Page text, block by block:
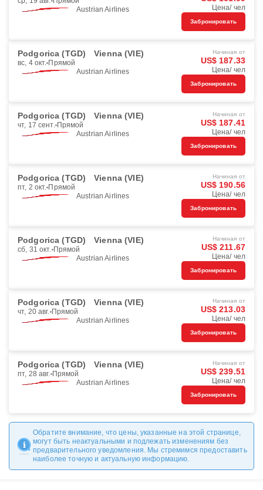
Austrian Airlines
Цена/ чел
Забронировать
Podgorica (TGD) Vienna (VIE)
вс, 4 окт. Прямой
Austrian Airlines
Начиная от
US$ 187.33
Цена/ чел
Забронировать
Podgorica (TGD) Vienna (VIE)
чт, 17 сент. Прямой
Austrian Airlines
Начиная от
US$ 187.41
Цена/ чел
Забронировать
Podgorica (TGD) Vienna (VIE)
пт, 2 окт. Прямой
Austrian Airlines
Начиная от
US$ 190.56
Цена/ чел
Забронировать
Podgorica (TGD) Vienna (VIE)
сб, 31 окт. Прямой
Austrian Airlines
Начиная от
US$ 211.67
Цена/ чел
Забронировать
Podgorica (TGD) Vienna (VIE)
чт, 20 авг. Прямой
Austrian Airlines
Начиная от
US$ 213.03
Цена/ чел
Забронировать
Podgorica (TGD) Vienna (VIE)
пт, 28 авг. Прямой
Austrian Airlines
Начиная от
US$ 239.51
Цена/ чел
Забронировать
Обратите внимание, что цены, указанные на этой странице,
могут быть неактуальными и подлежать изменениям без
предварительного уведомления. Мы стремимся предоставить
наиболее точную и актуальную информацию.